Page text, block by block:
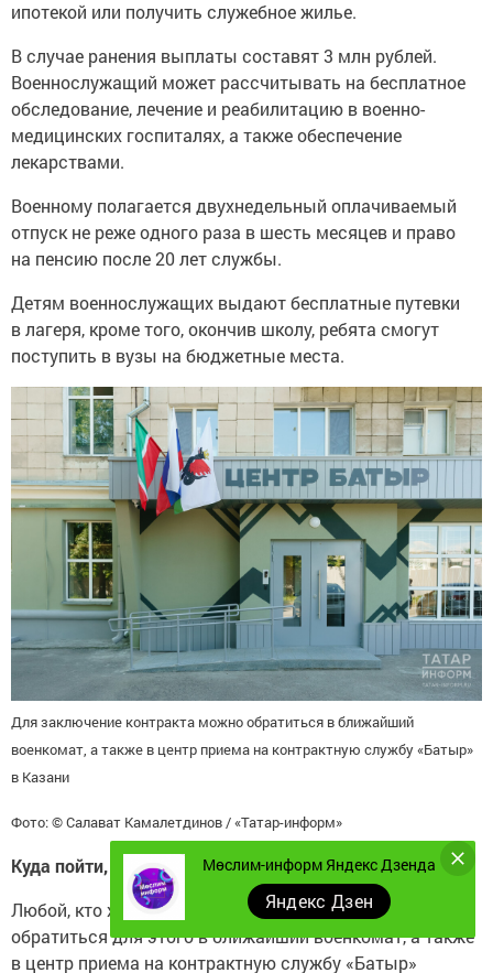
ипотекой или получить служебное жилье.
В случае ранения выплаты составят 3 млн рублей.
Военнослужащий может рассчитывать на бесплатное
обследование, лечение и реабилитацию в военно-
медицинских госпиталях, а также обеспечение
лекарствами.
Военному полагается двухнедельный оплачиваемый
отпуск не реже одного раза в шесть месяцев и право
на пенсию после 20 лет службы.
Детям военнослужащих выдают бесплатные путевки
в лагеря, кроме того, окончив школу, ребята смогут
поступить в вузы на бюджетные места.
Для заключение контракта можно обратиться в ближайший
военкомат, а также в центр приема на контрактную службу «Батыр»
в Казани
Фото: © Салават Камалетдинов / «Татар-информ»
Куда пойти, чтобы заключить контракт?
Любой, кто хочет заключить контракт, может
обратиться для этого в ближайший военкомат, а также
в центр приема на контрактную службу «Батыр»
Мөслим-информ Яндекс Дзенда
Яндекс Дзен